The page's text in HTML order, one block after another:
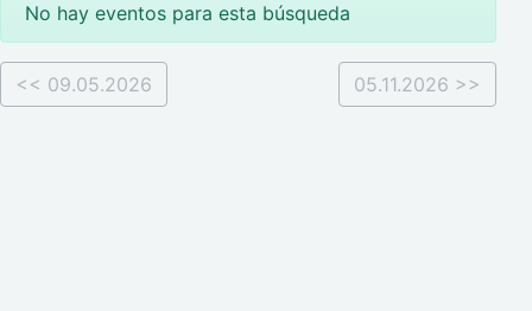
No hay eventos para esta búsqueda
<< 09.05.2026 05.11.2026 >>